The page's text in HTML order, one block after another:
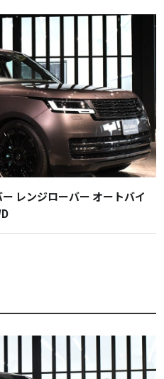
レンジローバー オートバイ